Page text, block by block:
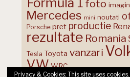
foto
Mercedes mini noutati
Porsche pret productie
rezultate Romania
Tesla Toyota vanzari
VW WRC
Privacy & Cookies: This site uses